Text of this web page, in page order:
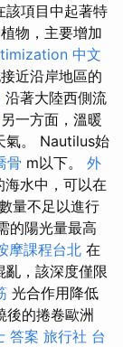
該項目中起著特
物，主要​​增加
中文
近沿岸地區的
沿著大陸西側流
另一方面，溫暖
氣。 Nautilus始
骨 m以下。 外
海水中，可以在
量不足以進行
的陽光量最高
摩課程台北 在
亂，該深度僅限
光合作用降低
後的捲卷歐洲
答案 旅行社 台